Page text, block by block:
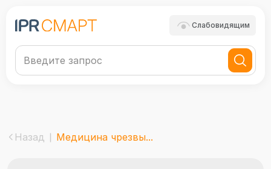
Слабовидящим
Назад Медицина чрезвы...